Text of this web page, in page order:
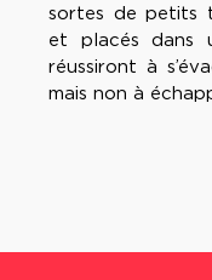
sortes de petits
et placés dans
réussiront à
mais non à